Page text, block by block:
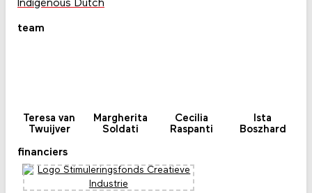
Indigenous Dutch
team
Teresa van
Twuijver
Margherita
Soldati
Cecilia
Raspanti
Ista
Boszhard
financiers